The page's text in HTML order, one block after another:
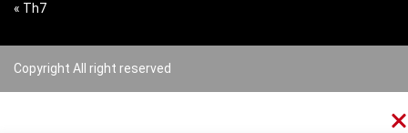
« Th7
Copyright All right reserved